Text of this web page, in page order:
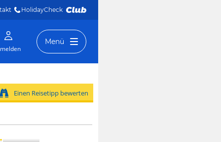
HolidayCheck
Menü
Einen Reisetipp bewerten